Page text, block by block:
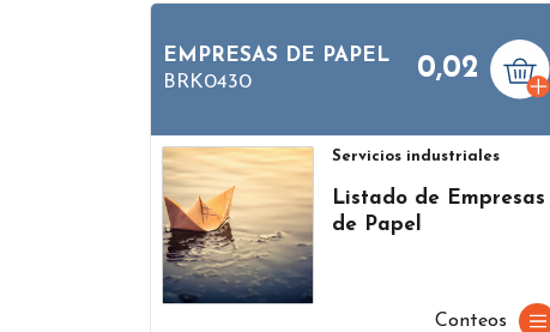
EMPRESAS DE PAPEL
BRK0430
0,02
Servicios industriales
Listado de Empresas
de Papel
Conteos